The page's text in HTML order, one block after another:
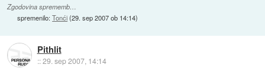
Zgodovina sprememb…
spremenilo:Tonći(29. sep 2007 ob 14:14)
Pithlit
::29. sep 2007, 14:14